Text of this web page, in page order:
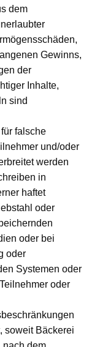
dem
Gewinns,
der
Inhalte,
sind
falsche
und/oder
werden
in
haftet
oder
oder bei
oder
Systemen oder
oder
soweit Bäckerei